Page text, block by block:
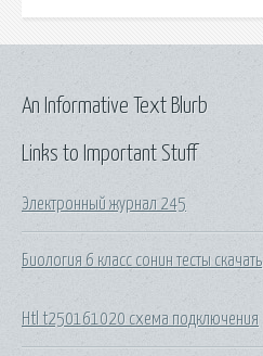
Links to Important Stuff
Электронный журнал 245
Биология 6 класс сонин тесты скачать
Htl t250161020 схема подключения
An Informative Text Blurb